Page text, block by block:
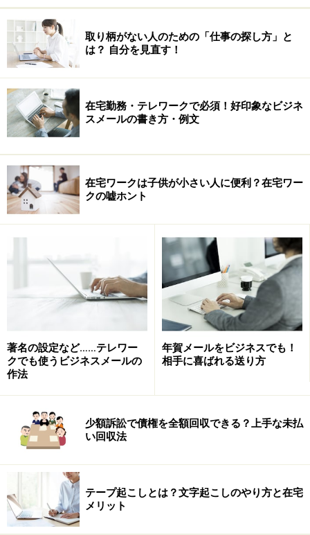
私もSOHOワーカーですが、SOHOは「夢の生活」でもな
ければ、「理想」の生活でもありません…。大変です。
こんなページ からは、即逃げて！
い。
取り柄がない人のための「仕事の探し方」と
は？ 自分を見直す！
在宅勤務・テレワークで必須！好印象なビジネ
スメールの書き方・例文
在宅ワークは子供が小さい人に便利？在宅ワー
クの嘘ホント
著名の設定など……テレワー
クでも使うビジネスメールの
作法
年賀メールをビジネスでも！
相手に喜ばれる送り方
少額訴訟で債権を全額回収できる？上手な未払
い回収法
テープ起こしとは？文字起こしのやり方と在宅
メリット